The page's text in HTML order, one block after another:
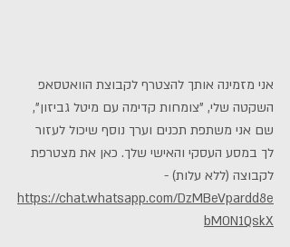
אני מזמינה אותך להצטרף לקבוצת הוואטסאפ
השקטה שלי, "צומחות קדימה עם מיטל גביזון",
שם אני משתפת תכנים וערך נוסף שיכול לעזור
לך במסע העסקי והאישי שלך. כאן את מצטרפת
לקבוצה (ללא עלות) -
https://chat.whatsapp.com/DzMBeVpardd8e
bM0N1QskX